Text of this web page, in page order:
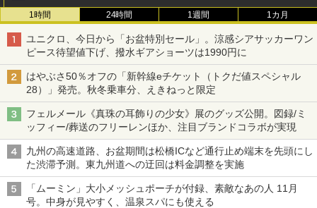
1時間 24時間 1週間 1カ月
ユニクロ、今日から「お盆特別セール」。涼感シアサッカーワン
ピース待望値下げ、撥水ギアショーツは1990円に
はやぶさ50％オフの「新幹線eチケット（トクだ値スペシャル
28）」発売。秋冬乗車分、えきねっと限定
フェルメール《真珠の耳飾りの少女》展のグッズ公開。図録/ミ
ッフィー/葬送のフリーレンほか、注目ブランドコラボが実現
九州の高速道路、お盆期間は松橋ICなど通行止め端末を先頭にし
た渋滞予測。東九州道への迂回は料金調整を実施
「ムーミン」大小メッシュポーチが付録、素敵なあの人 11月
号。中身が見やすく、温泉スパにも使える